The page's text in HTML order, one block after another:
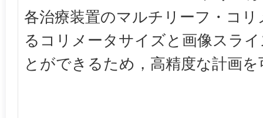
各治療装置のマルチリーフ・コ
るコリメータサイズと画像スラ
とができるため，高精度な計画